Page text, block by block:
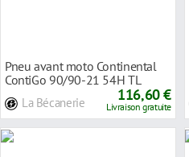
Pneu avant moto Continental
ContiGo 90/90-21 54H TL
La Bécanerie 116,60 €
Livraison gratuite